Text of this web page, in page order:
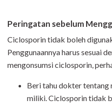
Peringatan sebelum
Ciclosporin tidak boleh
Penggunaannya harus sesuai
mengonsumsi ciclosporin,
Beri tahu dokter tentang
miliki. Ciclosporin tidak